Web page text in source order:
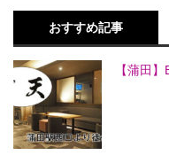
おすすめ記事
【蒲田